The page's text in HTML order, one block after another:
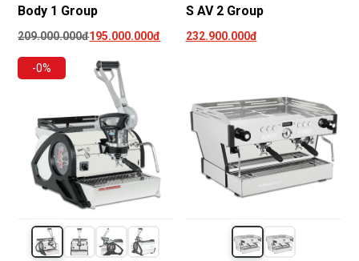
Body 1 Group
209.000.000đ195.000.000đ
S AV 2 Group
232.900.000đ
-0%